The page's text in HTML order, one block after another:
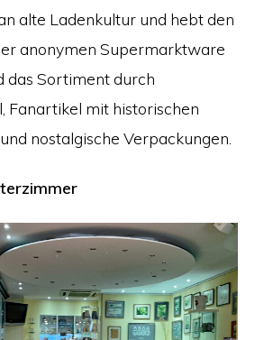
alte Ladenkultur und hebt den
anonymen Supermarktware
das Sortiment durch
Fanartikel mit historischen
nostalgische Verpackungen.